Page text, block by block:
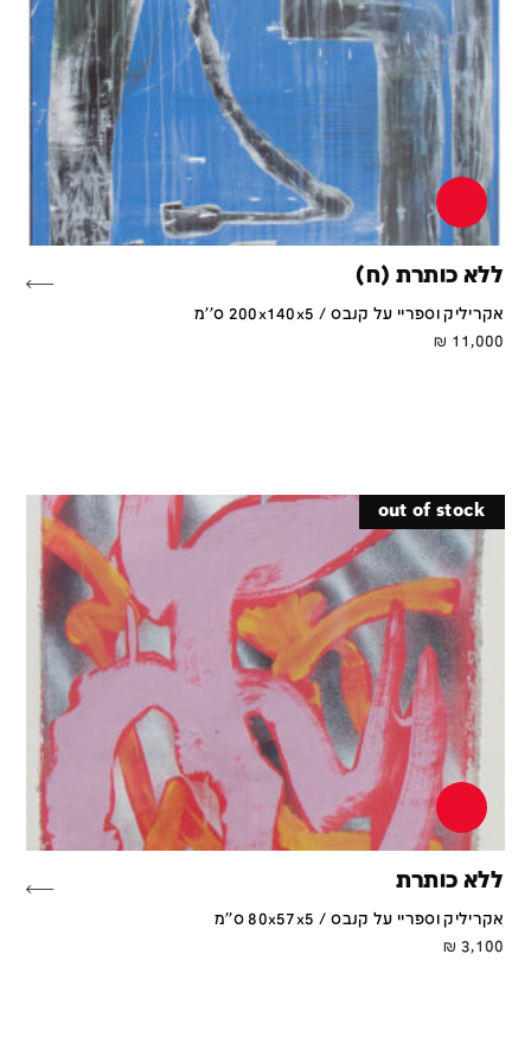
ללא כותרת (ח)
אקריליק וספריי על קנבס / 200x140x5 ס''מ
11,000
₪
out of stock
ללא כותרת
אקריליק וספריי על קנבס / 80x57x5 ס''מ
3,100
₪